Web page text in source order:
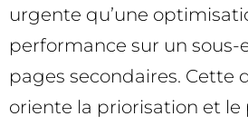
urgente qu’une
performance sur un sous-
pages secondaires. Cette
oriente la priorisation et le